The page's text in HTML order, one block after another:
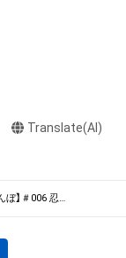
楽、商標または
かかる知的財産
の管理委託を受
行為、知的財産
Translate(AI)
【しろくまんぼ】＃006 忍者なしろくまんぼ